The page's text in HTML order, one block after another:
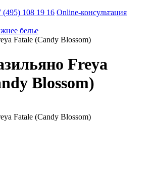
(495) 108 19 16 Online-консультация
белье
Fatale (Candy Blossom)
Freya
Blossom)
Fatale (Candy Blossom)